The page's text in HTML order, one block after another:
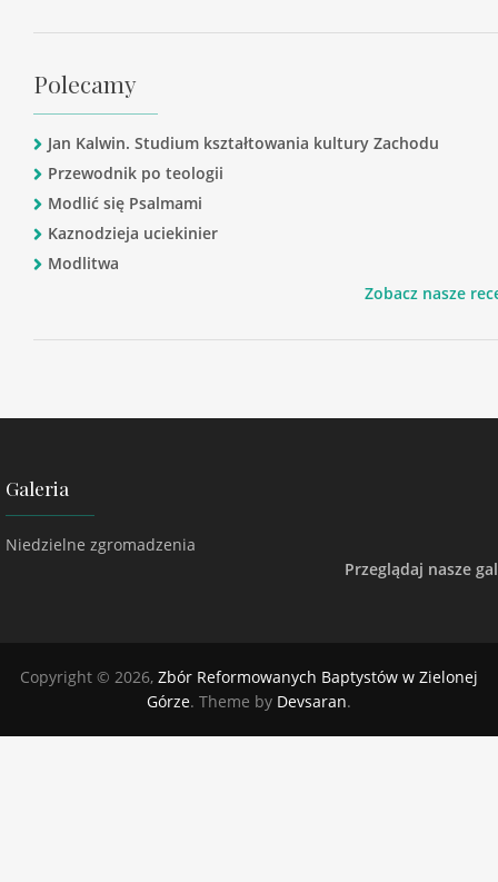
Polecamy
Jan Kalwin. Studium kształtowania kultury Zachodu
Przewodnik po teologii
Modlić się Psalmami
Kaznodzieja uciekinier
Modlitwa
Zobacz nasze
Galeria
Niedzielne zgromadzenia
Przeglądaj nasze
Copyright © 2026, Zbór Reformowanych Baptystów w Zielonej
Górze. Theme by Devsaran.